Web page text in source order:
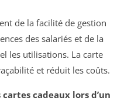
de la facilité de gestion
des salariés et de la
les utilisations. La carte
et réduit les coûts.
cadeaux lors d’un